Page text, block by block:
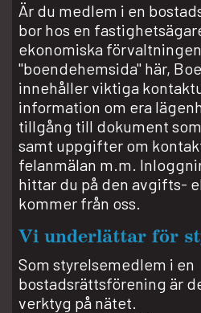
Är du medlem i en
bor hos en
ekonomiska
"boendehemsida" här,
innehåller viktiga
information om era
tillgång till dokument
samt uppgifter om
felanmälan m.m.
hittar du på den avgifts-
kommer från oss.
Vi underlättar för
Som styrelsemedlem i en
bostadsrättsförening är
verktyg på nätet.